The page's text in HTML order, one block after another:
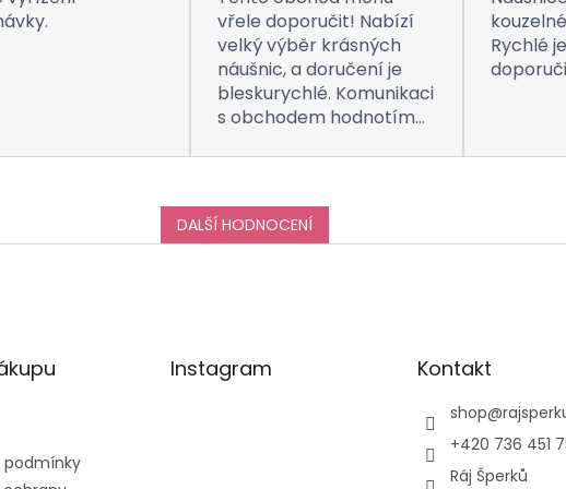
vřele doporučit! Nabízí
velký výběr krásných
náušnic, a doručení je
bleskurychlé. Komunikaci
s obchodem hodnotím
za vše, a určitě se k vám
:-)
Rychlé
DALŠÍ HODNOCENÍ
Instagram Kontakt
shop@
+420 736 451
Ráj Šperků